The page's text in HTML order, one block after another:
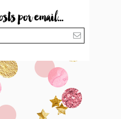
por email...